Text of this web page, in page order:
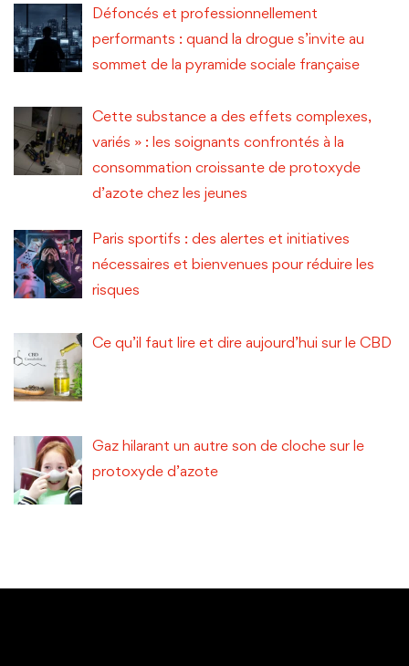
Défoncés et professionnellement
performants : quand la drogue s’invite au
sommet de la pyramide sociale française
Cette substance a des effets complexes,
variés » : les soignants confrontés à la
consommation croissante de protoxyde
d’azote chez les jeunes
Paris sportifs : des alertes et initiatives
nécessaires et bienvenues pour réduire les
risques
Ce qu’il faut lire et dire aujourd’hui sur le CBD
Gaz hilarant un autre son de cloche sur le
protoxyde d’azote